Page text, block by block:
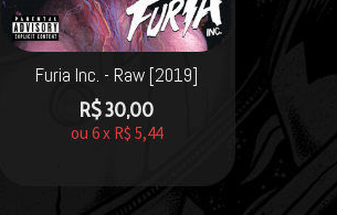
Furia Inc. - Raw [2019]
R$30,00
ou 6x R$ 5,44